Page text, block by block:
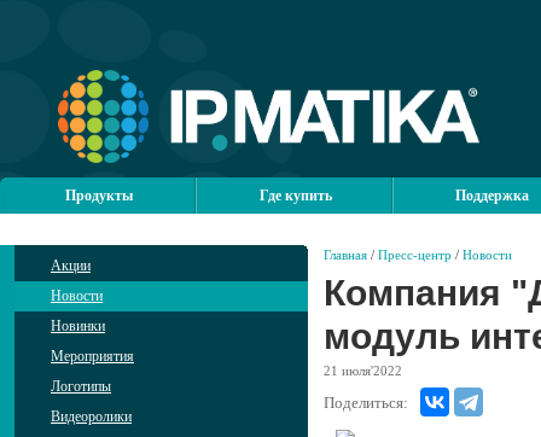
Продукты Где купить Поддержка
Акции
Новости
Новинки
Мероприятия
Логотипы
Видеоролики
Главная / Пресс-центр / Новости
Компания
модуль
21 июля'2022
Поделиться: